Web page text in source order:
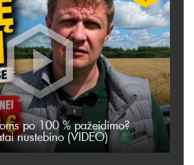
po 100 % pažeidimo?
nustebino (VIDEO)